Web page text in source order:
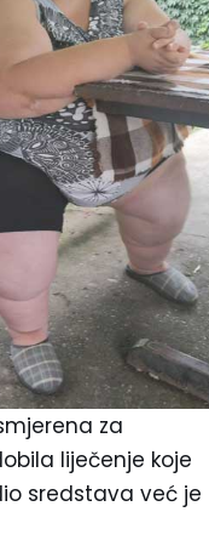
za
liječenje koje
sredstava već je